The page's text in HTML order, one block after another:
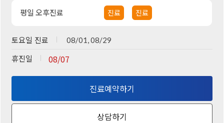
평일 오후진료 진료 진료
토요일 진료 08/01, 08/29
휴진일 08/07
진료예약하기
상담하기